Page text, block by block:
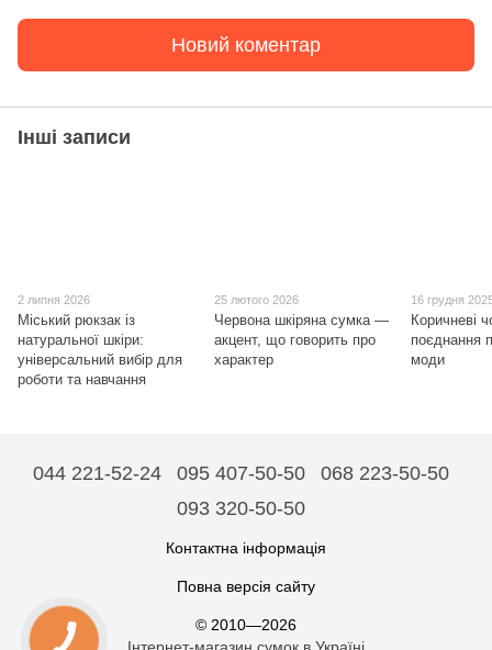
Новий коментар
Інші записи
2 липня 2026
Міський рюкзак із
натуральної шкіри:
універсальний вибір для
роботи та навчання
25 лютого 2026
Червона шкіряна сумка —
акцент, що говорить про
характер
16 грудня
Коричневі
поєднання
моди
044 221-52-24 095 407-50-50
068 223-50-50
093 320-50-50
Контактна інформація
Повна версія сайту
© 2010—2026